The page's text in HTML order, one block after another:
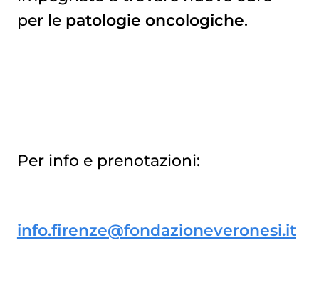
per le patologie oncologiche.
Per info e prenotazioni:
info.firenze@fondazioneveronesi.it